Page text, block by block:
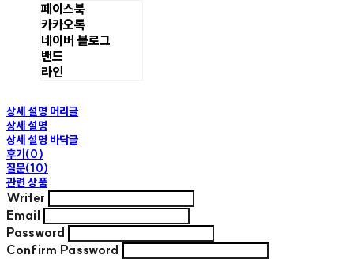
페이스북
카카오톡
네이버 블로그
밴드
라인
상세 설명 머리글
상세 설명
상세 설명 바닥글
후기(0)
질문(10)
관련 상품
Writer
Email
Password
Confirm Password